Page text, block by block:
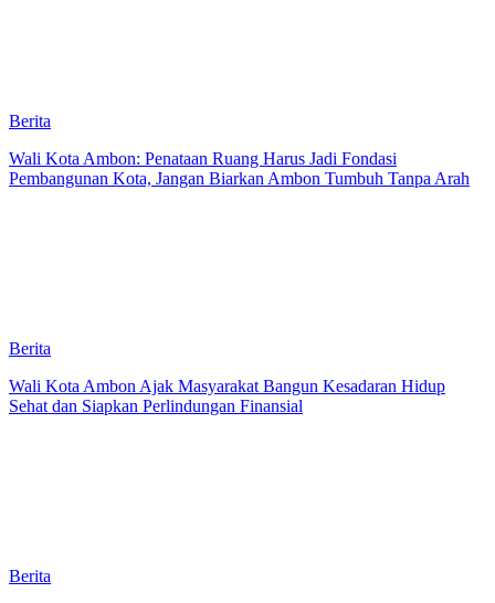
Berita
Wali Kota Ambon: Penataan Ruang Harus Jadi Fondasi
Pembangunan Kota, Jangan Biarkan Ambon Tumbuh Tanpa Arah
Berita
Wali Kota Ambon Ajak Masyarakat Bangun Kesadaran Hidup
Sehat dan Siapkan Perlindungan Finansial
Berita